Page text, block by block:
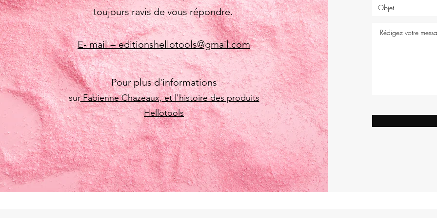
toujours ravis de vous répondre.
E- mail = editionshellotools@gmail.com
Pour plus d'informations
surFabienne Chazeaux,et l'histoire des produits
Hellotools